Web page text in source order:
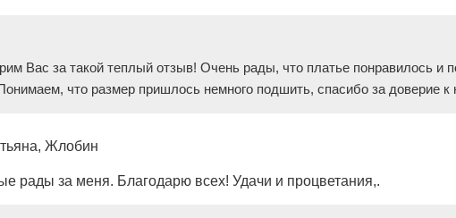
Вас за такой теплый отзыв! Очень рады, что платье понравилось и
что размер пришлось немного подшить, спасибо за доверие к
Жлобин
рады за меня. Благодарю всех! Удачи и процветания,.